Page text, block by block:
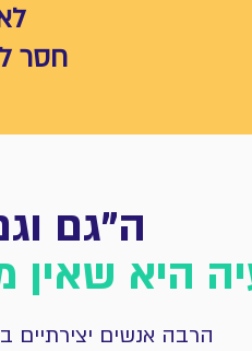
חסר
ה"גם
היא
הרבה אנשים